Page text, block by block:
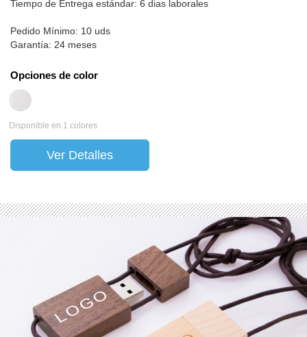
Tiempo de Entrega estándar: 6 dias laborales
Pedido Mínimo: 10 uds
Garantía: 24 meses
Opciones de color
Disponible en 1 colores
Ver Detalles